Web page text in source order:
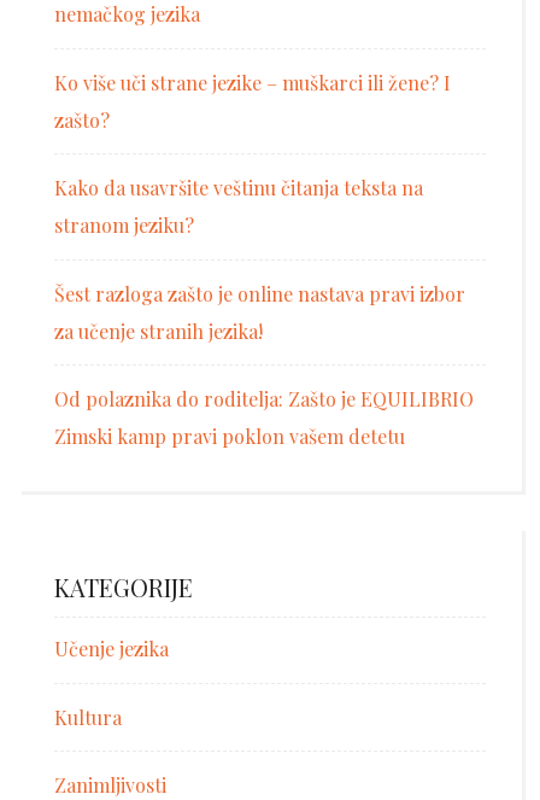
nemačkog jezika
Ko više uči strane jezike – muškarci ili žene? I
zašto?
Kako da usavršite veštinu čitanja teksta na
stranom jeziku?
Šest razloga zašto je online nastava pravi izbor
za učenje stranih jezika!
Od polaznika do roditelja: Zašto je EQUILIBRIO
Zimski kamp pravi poklon vašem detetu
KATEGORIJE
Učenje jezika
Kultura
Zanimljivosti